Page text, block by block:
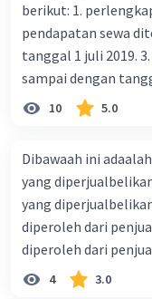
berikut: 1. perlengkapan yang tersisa Rp500.000,00 2.
pendapatan sewa
tanggal 1 juli 2019. 3. iklan dibayar untuk 10 kali terbit, dan
sampai dengan
terbit. 4. gaji
Rp800.000,00 dari
10 5.0
Dibawaah ini
yang
yang
diperoleh dari
diperoleh dari
merupakan ciri dari
nomor…. a. 1 dan 3
4 3.0